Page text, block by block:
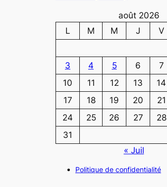
août 2026
L
M M J V
3
4 5 6 7
10
11 12 13 14
17
18 19 20 21
24
25 26 27 28
31
« Juil
Politique de confidentialité